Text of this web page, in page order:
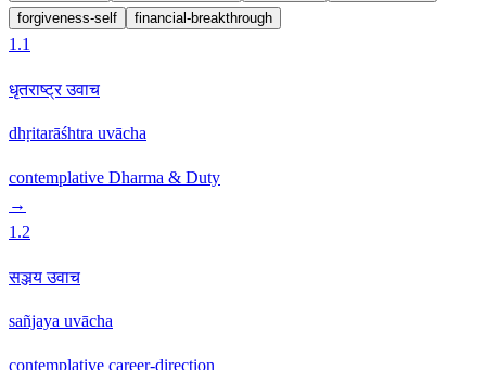
forgiveness-self
financial-breakthrough
1.1
धृतराष्ट्र उवाच
dhṛitarāśhtra uvācha
contemplative Dharma & Duty
→
1.2
सञ्जय उवाच
sañjaya uvācha
contemplative career-direction